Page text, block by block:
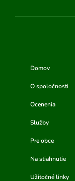
Domov
O spoločnosti
Ocenenia
Služby
Pre obce
Na stiahnutie
Užitočné linky